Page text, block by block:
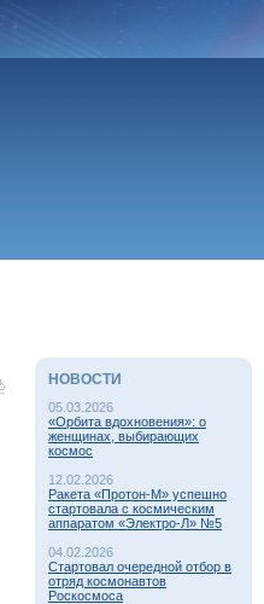
НОВОСТИ
05.03.2026
«Орбита вдохновения»: о
женщинах, выбирающих
космос
12.02.2026
Ракета «Протон-М» успешно
стартовала с космическим
аппаратом «Электро-Л» №5
04.02.2026
Стартовал очередной отбор в
отряд космонавтов
Роскосмоса